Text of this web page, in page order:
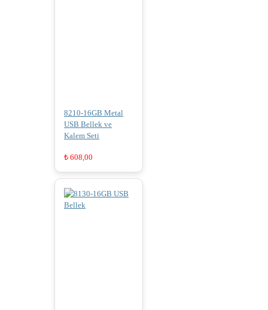
8210-16GB Metal
USB Bellek ve
Kalem Seti
₺ 608,00